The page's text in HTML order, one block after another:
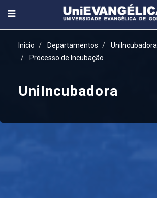
Inicio Departamentos
UniIncubadora
Processo de Incubação
UniIncubadora